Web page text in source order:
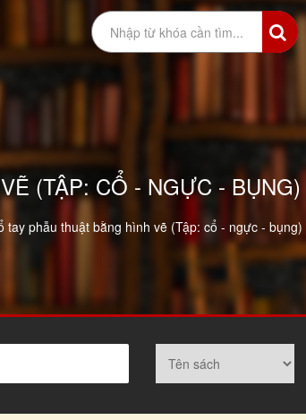
(TẬP: CỔ - NGỰC - BỤNG)
tay phẫu thuật bằng hình vẽ (Tập: cổ - ngực - bụng)